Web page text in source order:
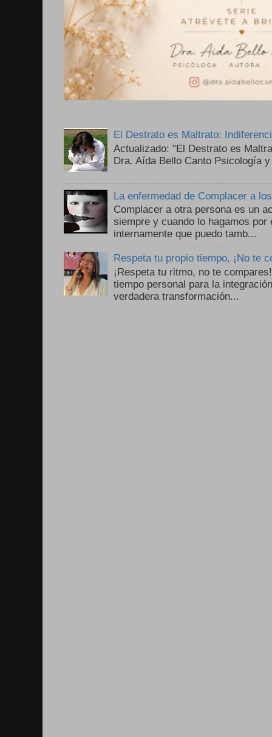
El Destrato es Maltrato:
Actualizado: "El Destrato es
Dra. Aída Bello Canto Psicología
La enfermedad de Complacer a
Complacer a otra persona es un
siempre y cuando lo hagamos por
internamente que puedo tamb...
Respeta tu propio tiempo, ¡No te
¡Respeta tu ritmo, no te
tiempo personal para la
verdadera transformación...